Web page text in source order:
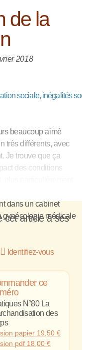
de la
2018
sociale, inégalités
beaucoup aimé
très différents, avec
Je trouve que ça
des conditions
dans un cabinet
gynécologie médicale
cet article à ses
Identifiez-vous
ce
N°80 La
des
papier 19,50€
pdf 18,00€